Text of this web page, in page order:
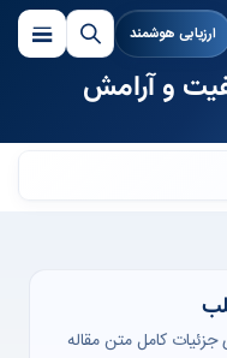
ارزیابی هوشمند
کامل متن مقاله